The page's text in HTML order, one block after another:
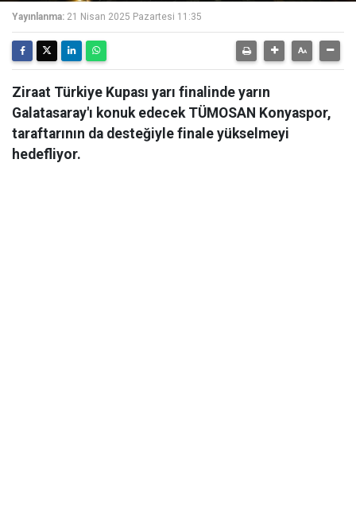
Yayınlanma: 21 Nisan 2025 Pazartesi 11:35
Ziraat Türkiye Kupası yarı finalinde yarın
Galatasaray'ı konuk edecek TÜMOSAN Konyaspor,
taraftarının da desteğiyle finale yükselmeyi
hedefliyor.